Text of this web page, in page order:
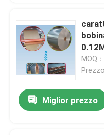
MOQ
Miglior prezzo